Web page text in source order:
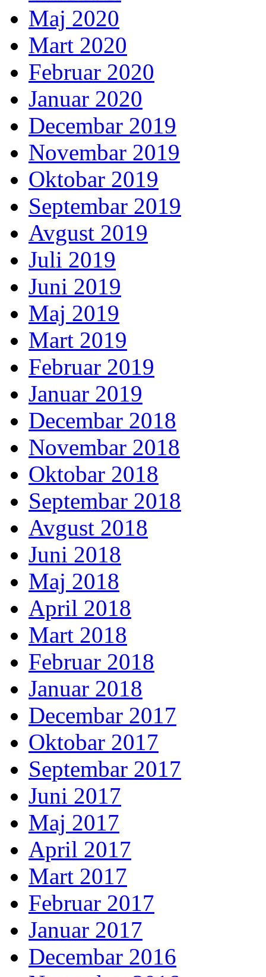
Maj 2020
Mart 2020
Februar 2020
Januar 2020
Decembar 2019
Novembar 2019
Oktobar 2019
Septembar 2019
Avgust 2019
Juli 2019
Juni 2019
Maj 2019
Mart 2019
Februar 2019
Januar 2019
Decembar 2018
Novembar 2018
Oktobar 2018
Septembar 2018
Avgust 2018
Juni 2018
Maj 2018
April 2018
Mart 2018
Februar 2018
Januar 2018
Decembar 2017
Oktobar 2017
Septembar 2017
Juni 2017
Maj 2017
April 2017
Mart 2017
Februar 2017
Januar 2017
Decembar 2016